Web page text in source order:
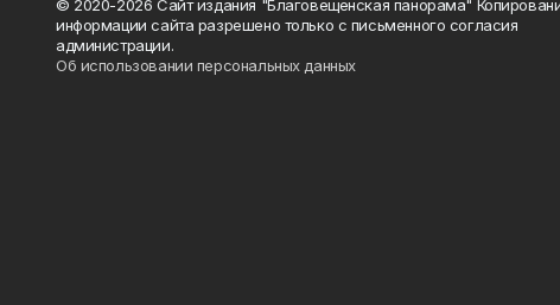
© 2020-2026 Сайт издания "Благовещенская панорама"
информации сайта разрешено только с письменного согласия
администрации.
Об использовании персональных данных